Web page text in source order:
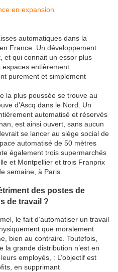
automatiques dans la
France. Un développement
et qui connait un essor plus
entièrement
purement et simplement
la plus poussée se trouve au
d’Ascq dans le Nord. Un
automatisé et réservés
est ainsi ouvert, sans aucun
se lancer au siège social de
automatisé de 50 mètres
également trois supermarchés
et Montpellier et trois Franprix
semaine, à Paris.
des postes de
de travail ?
le fait d’automatiser un travail
que moralement
bien au contraire. Toutefois,
la grande distribution n’est en
employés, : L’objectif est
en supprimant